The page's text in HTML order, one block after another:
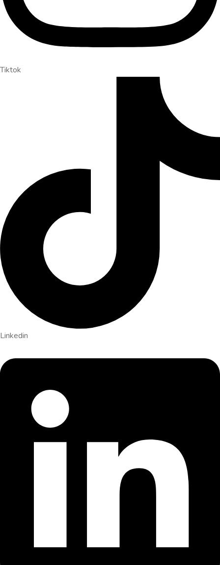
Tiktok
Linkedin